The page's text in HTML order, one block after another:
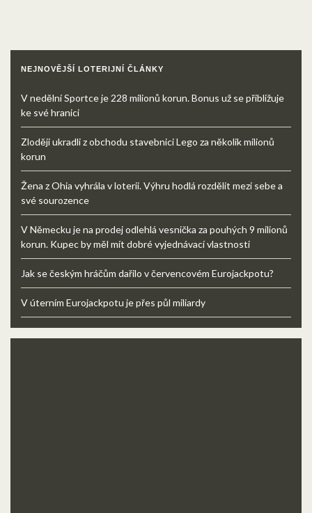
NEJNOVĚJŠÍ LOTERIJNÍ ČLÁNKY
V nedělní Sportce je 228 milionů korun. Bonus už se přibližuje
ke své hranici
Zloději ukradli z obchodu stavebnici Lego za několik milionů
korun
Žena z Ohia vyhrála v loterii. Výhru hodlá rozdělit mezi sebe a
své sourozence
V Německu je na prodej odlehlá vesnička za pouhých 9 milionů
korun. Kupec by měl mít dobré vyjednávací vlastnosti
Jak se českým hráčům dařilo v červencovém Eurojackpotu?
V úterním Eurojackpotu je přes půl miliardy